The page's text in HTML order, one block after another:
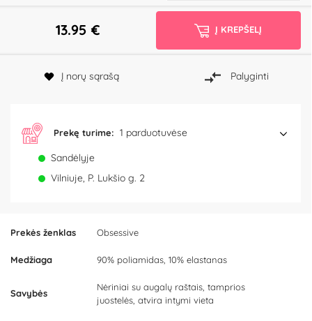
Prekės ženklas Obsessive
Medžiaga 90% poliamidas, 10% elastanas
Savybės
Nėriniai su augalų raštais, tamprios
juostelės, atvira intymi vieta
13.95 € Į KREPŠELĮ
Į norų sąrašą Palyginti
Prekę turime: 1 parduotuvėse
Sandėlyje
Vilniuje, P. Lukšio g. 2